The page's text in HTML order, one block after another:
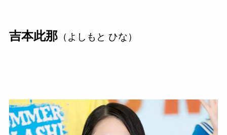
吉本此那（よしもと ひな）